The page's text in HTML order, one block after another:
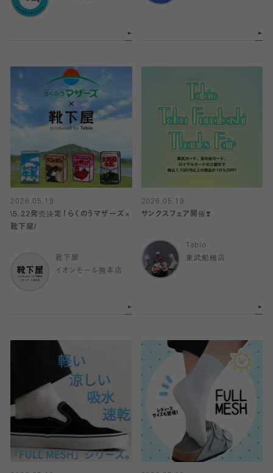
2026.05.19
\5.22発売決定！らくのうマザーズ×
靴下屋/
靴下屋
イオンモール熊本店
2026.05.19
サンクスフェア開催❣️
Tabio
東武船橋店